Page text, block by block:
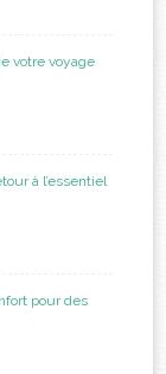
votre voyage
à l’essentiel
pour des